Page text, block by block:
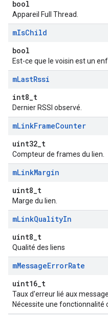
bool
Appareil Full Thread.
mIsChild
bool
Est-ce que le voisin est un
mLastRssi
int8_t
Dernier RSSI observé.
mLinkFrameCounter
uint32_t
Compteur de frames du lien.
mLinkMargin
uint8_t
Marge du lien.
mLinkQualityIn
uint8_t
Qualité des liens
mMessageErrorRate
uint16_t
Taux d'erreur lié aux
Nécessite une fonctionnalité